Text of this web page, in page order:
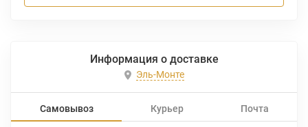
Информация о доставке
Эль-Монте
Самовывоз Курьер Почта